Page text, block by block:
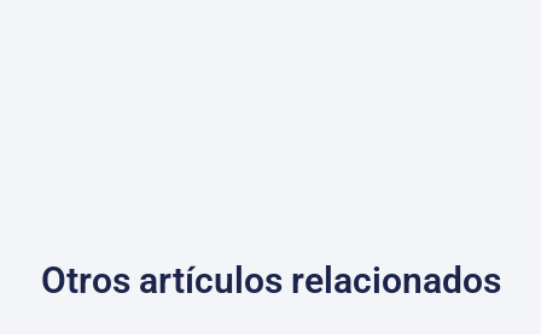
Otros artículos relacionados